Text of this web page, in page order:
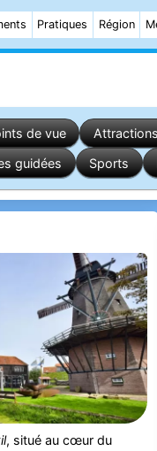
Pratiques Région
de vue
guidées
Sports
, situé au cœur du